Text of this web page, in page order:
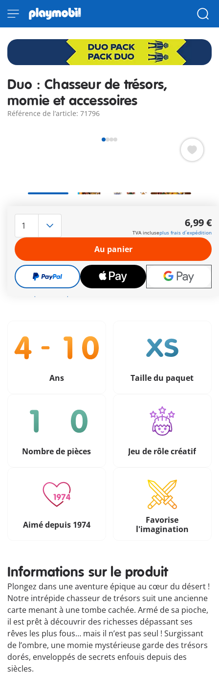
Duo : Chasseur de trésors,
momie et accessoires
Référence de l’article: 71796
pharaons accompagné d'un aventurier équipé ! Comprend
deux personnages, une pioche, une carte, un chapeau, des
trésors et une coiffe de pharaon.
Autres informations
Livraison gratuite à partir de 40 €
6,99 €
6,99 €
TVA incluseplus frais d´expédition
Au panier
Ans Taille du paquet
Nombre de pièces Jeu de rôle créatif
Aimé depuis 1974
Favorise
l'imagination
Informations sur le produit
Plongez dans une aventure épique au cœur du désert !
Notre intrépide chasseur de trésors suit une ancienne
carte menant à une tombe cachée. Armé de sa pioche,
il est prêt à découvrir des richesses dépassant ses
rêves les plus fous… mais il n’est pas seul ! Surgissant
de l’ombre, une momie mystérieuse garde des trésors
dorés, enveloppés de secrets enfouis depuis des
siècles.